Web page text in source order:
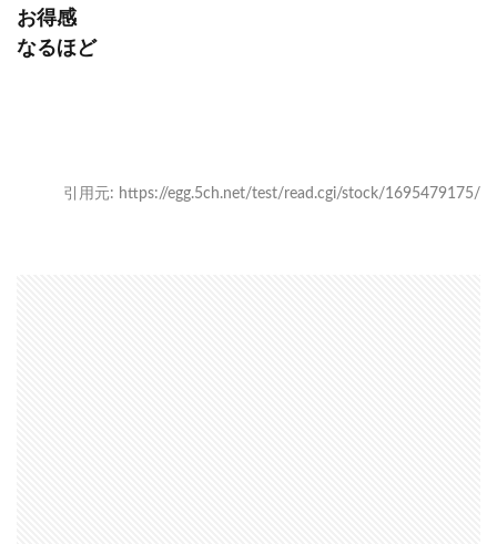
お得感
なるほど
引用元: https://egg.5ch.net/test/read.cgi/stock/1695479175/